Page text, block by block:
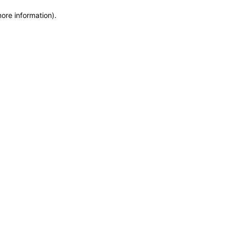
information).